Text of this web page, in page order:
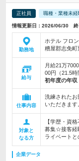
正社員 職種・業種未経
情報更新日：2026/06/30 終
勤務地
ホテル フロ
糟屋郡志免町
給与
月給21万
00円（21.5
初年度の年収
仕事内容
洗練されたお
いただきます
対象と
なる方
【学歴・資
募集☆接客経
ライベートと
企業データ